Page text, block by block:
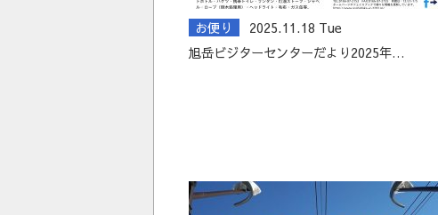
お便り
2025.11.18 Tue
旭岳ビジターセンターだより2025年…